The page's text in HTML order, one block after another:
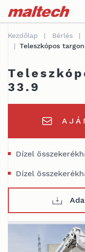
sr.skip-to.main-
sr.skip-to.table-of-
sr.skip-to.main-
Table Of Content
Műszaki adatok
Felhasználási terület
Kezdőlap Bérlés
Teleszkópos
33.9
Dízel
Dízel